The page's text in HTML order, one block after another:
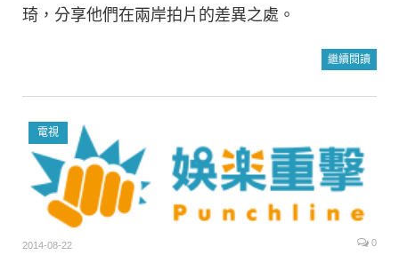
琦，分享他們在兩岸拍片的差異之處。
繼續閱讀
電視
2014-08-22 0